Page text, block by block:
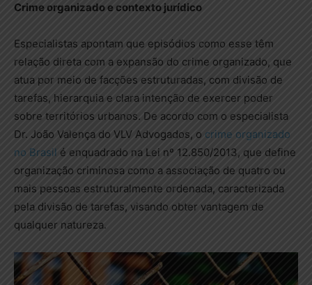
Crime organizado e contexto jurídico
Especialistas apontam que episódios como esse têm
relação direta com a expansão do crime organizado, que
atua por meio de facções estruturadas, com divisão de
tarefas, hierarquia e clara intenção de exercer poder
sobre territórios urbanos. De acordo com o especialista
Dr. João Valença do VLV Advogados, o crime organizado
no Brasil é enquadrado na Lei nº 12.850/2013, que define
organização criminosa como a associação de quatro ou
mais pessoas estruturalmente ordenada, caracterizada
pela divisão de tarefas, visando obter vantagem de
qualquer natureza.